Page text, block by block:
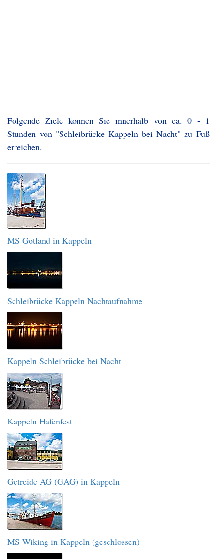
Folgende Ziele können Sie innerhalb von ca. 0 - 1
Stunden von "Schleibrücke Kappeln bei Nacht" zu Fuß
erreichen.
MS Gotland in Kappeln
Schleibrücke Kappeln Nachtaufnahme
Kappeln Schleibrücke bei Nacht
Kappeln Hafenfest
Getreide AG (GAG) in Kappeln
MS Wiking in Kappeln (geschlossen)